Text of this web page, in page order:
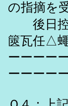
の指摘を
後日控
篋瓦任△
ーーーー
ーーーー